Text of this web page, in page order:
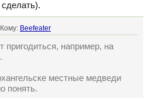
Beefeater
пригодиться, например, на
местные медведи
понять.